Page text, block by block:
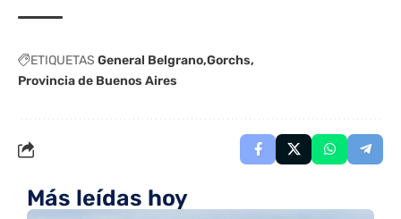
ETIQUETAS General Belgrano Gorchs
Provincia de Buenos Aires
Más leídas hoy